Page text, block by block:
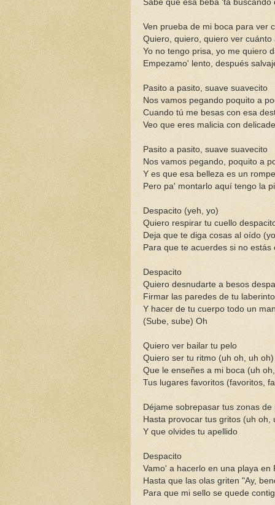
Sabe que esa beba 'tá buscando
Ven prueba de mi boca para ver
Quiero, quiero, quiero ver cuánto
Yo no tengo prisa, yo me quiero
Empezamo' lento, después
Pasito a pasito, suave suavecito
Nos vamos pegando poquito a
Cuando tú me besas con esa
Veo que eres malicia con
Pasito a pasito, suave suavecito
Nos vamos pegando, poquito a
Y es que esa belleza es un
Pero pa' montarlo aquí tengo la
Despacito (yeh, yo)
Quiero respirar tu cuello
Deja que te diga cosas al oído
Para que te acuerdes si no estás
Despacito
Quiero desnudarte a besos
Firmar las paredes de tu laberinto
Y hacer de tu cuerpo todo un
(Sube, sube) Oh
Quiero ver bailar tu pelo
Quiero ser tu ritmo (uh oh, uh oh)
Que le enseñes a mi boca (uh
Tus lugares favoritos (favoritos,
Déjame sobrepasar tus zonas
Hasta provocar tus gritos (uh oh,
Y que olvides tu apellido
Despacito
Vamo' a hacerlo en una playa en
Hasta que las olas griten "Ay,
Para que mi sello se quede